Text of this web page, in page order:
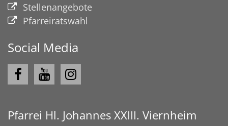
Stellenangebote
Pfarreiratswahl
Social Media
Pfarrei Hl. Johannes XXIII. Viernheim